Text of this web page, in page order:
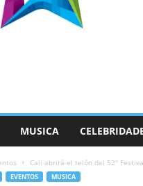
MUSICA
Cali abrirá el telón del 52°
EVENTOS MUSICA